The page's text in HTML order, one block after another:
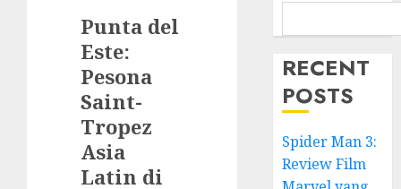
Punta del
Este:
Pesona
Saint-
Tropez
Asia
Latin di
RECENT
POSTS
Spider Man 3:
Review Film